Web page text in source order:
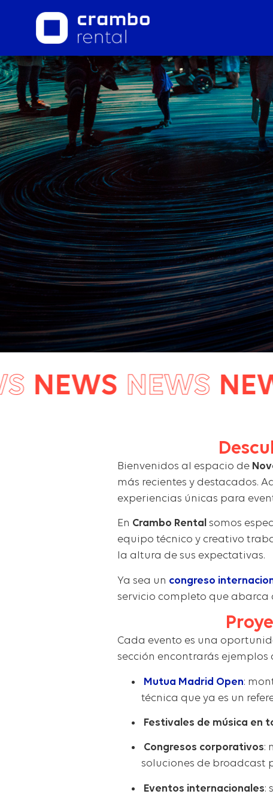
DESCUBRE LAS ÚLTIMAS
NOVEDADES
NEWS NEWS
Bienvenidos al espacio de
más recientes y destacados.
experiencias únicas para
En Crambo Rental somos
equipo técnico y creativo
la altura de sus expectativas.
Ya sea un congreso
servicio completo que abarca
Cada evento es una
sección encontrarás ejemplos
Mutua Madrid Open:
técnica que ya es un
Festivales de música en
Congresos corporativos:
soluciones de broadcast
Eventos internacionales: